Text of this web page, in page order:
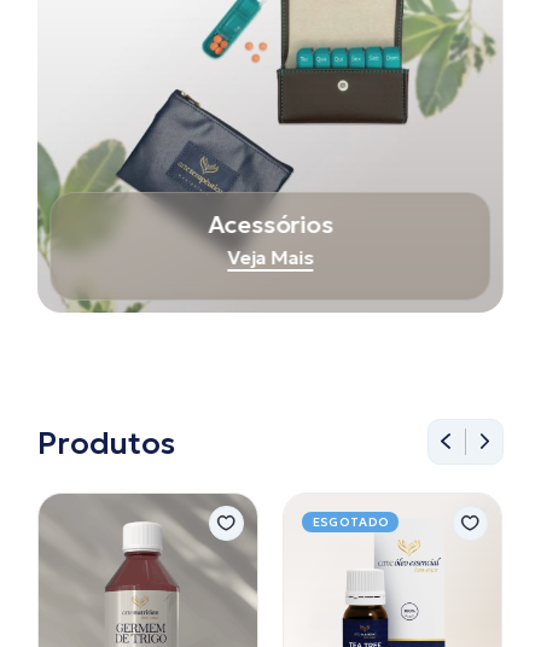
Acessórios
Veja Mais
Produtos
ESGOTADO